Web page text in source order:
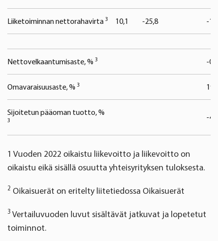
Liiketoiminnan nettorahavirta 3 10,1 -25,8 -
Nettovelkaantumisaste, % 3 -0,9
Omavaraisuusaste, % 3
Sijoitetun pääoman tuotto, %
3 -4,2
1 Vuoden 2022 oikaistu liikevoitto ja liikevoitto on
oikaistu eikä sisällä osuutta yhteisyrityksen tuloksesta.
2 Oikaisuerät on eritelty liitetiedossa Oikaisuerät
3 Vertailuvuoden luvut sisältävät jatkuvat ja lopetetut
toiminnot.